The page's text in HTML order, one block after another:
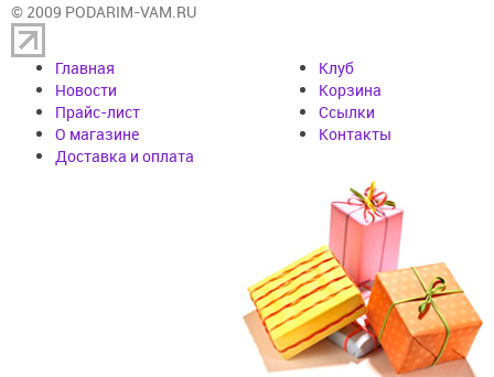
© 2009 PODARIM-VAM.RU
Главная
Новости
Прайс-лист
О магазине
Доставка и оплата
Клуб
Корзина
Cсылки
Контакты